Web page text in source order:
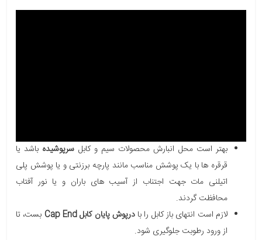
بهتر است محل انبارش محصولات سیم و کابل سرپوشیده باشد یا
قرقره ها با یک پوشش مناسب مانند پارچه برزنتی و یا پوشش پلی
اتیلنی مات جهت اجتناب از آسیب های باران و یا نور آفتاب
محافظت گردند.
لازم است انتهای باز کابل را با درپوش پایان کابل Cap End
بست، تا
از ورود رطوبت جلوگیری شود.